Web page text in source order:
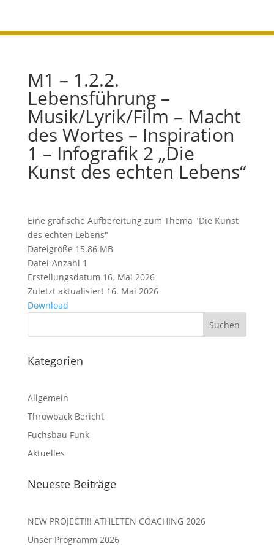
M1 – 1.2.2.
Lebensführung –
Musik/Lyrik/Film – Macht
des Wortes – Inspiration
1 – Infografik 2 „Die
Kunst des echten Lebens“
Eine grafische Aufbereitung zum Thema "Die Kunst
des echten Lebens"
Dateigröße 15.86 MB
Datei-Anzahl 1
Erstellungsdatum 16. Mai 2026
Zuletzt aktualisiert 16. Mai 2026
Download
Kategorien
Allgemein
Throwback Bericht
Fuchsbau Funk
Aktuelles
Neueste Beiträge
NEW PROJECT!!! ATHLETEN COACHING 2026
Unser Programm 2026